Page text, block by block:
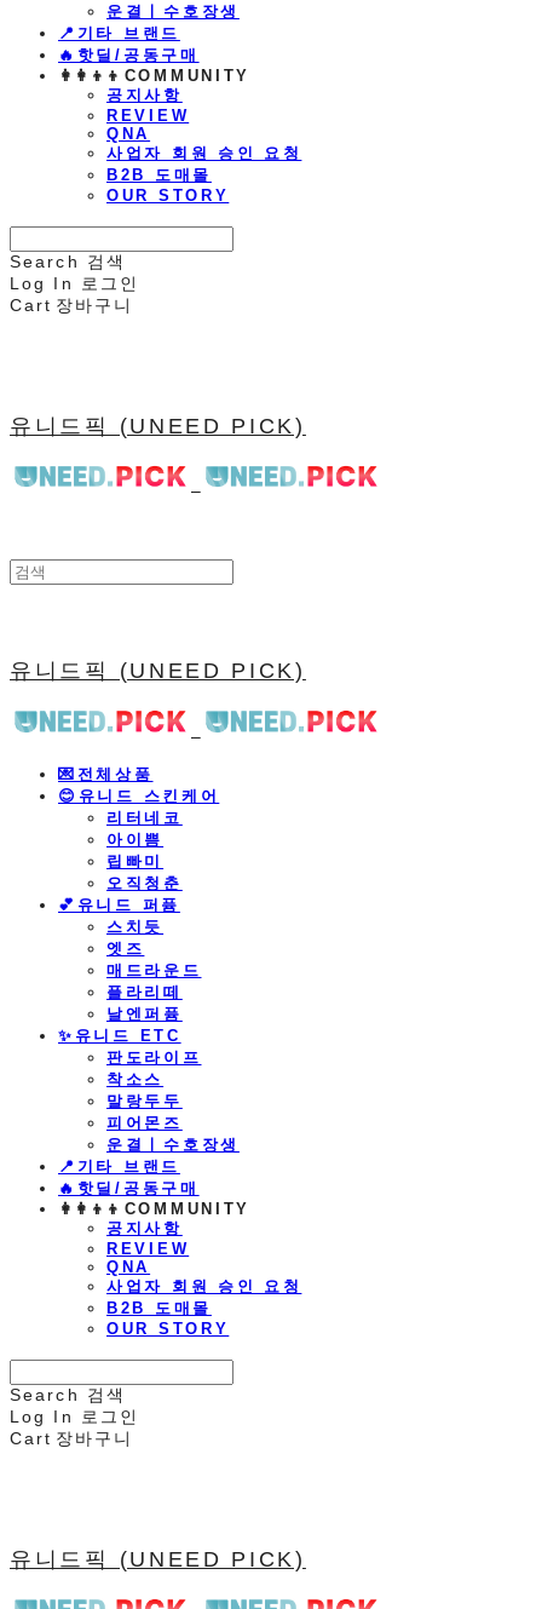
운결ㅣ수호장생
📍기타 브랜드
🔥핫딜/공동구매
👩‍👩‍👦‍👦COMMUNITY
공지사항
REVIEW
QNA
사업자 회원 승인 요청
B2B 도매몰
OUR STORY
Search
검색
Log In
로그인
Cart 장바구니
유니드픽 (UNEED PICK)
유니드픽 (UNEED PICK)
💌전체상품
😊유니드 스킨케어
리터네코
아이쁨
립빠미
오직청춘
💕유니드 퍼퓸
스치듯
엣즈
매드라운드
플라리떼
날엔퍼퓸
​✨유니드 ETC
판도라이프
착소스
말랑두두
피어몬즈
운결ㅣ수호장생
📍기타 브랜드
🔥핫딜/공동구매
👩‍👩‍👦‍👦COMMUNITY
공지사항
REVIEW
QNA
사업자 회원 승인 요청
B2B 도매몰
OUR STORY
Search
검색
Log In
로그인
Cart 장바구니
유니드픽 (UNEED PICK)